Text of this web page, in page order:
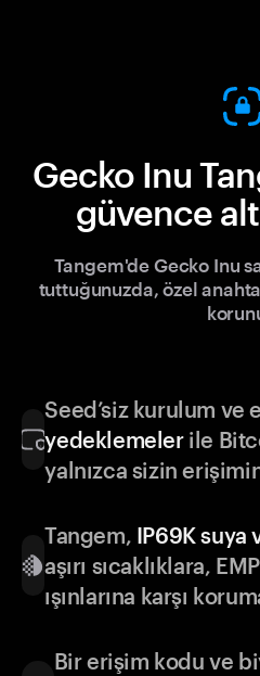
Gecko Inu
güvence
Tangem'de Gecko Inu
tuttuğunuzda, özel
Seed’siz kurulum ve
yedeklemelerile
yalnızca sizin
Tangem, IP69K suya
aşırı sıcaklıklara,
ışınlarına karşı
Bir erişim kodu ve